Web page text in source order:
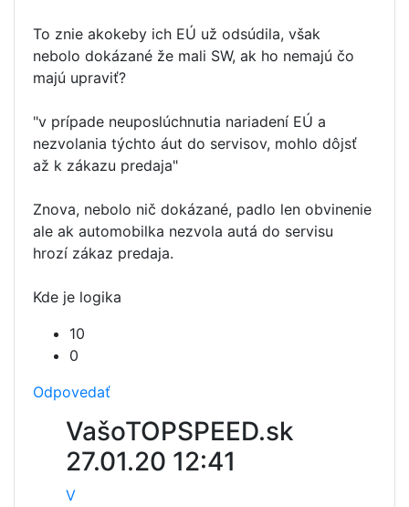
To znie akokeby ich EÚ už odsúdila, však
nebolo dokázané že mali SW, ak ho nemajú čo
majú upraviť?
"v prípade neuposlúchnutia nariadení EÚ a
nezvolania týchto áut do servisov, mohlo dôjsť
až k zákazu predaja"
Znova, nebolo nič dokázané, padlo len obvinenie
ale ak automobilka nezvola autá do servisu
hrozí zákaz predaja.
Kde je logika
10
0
Odpovedať
VašoTOPSPEED.sk
27.01.20 12:41
V